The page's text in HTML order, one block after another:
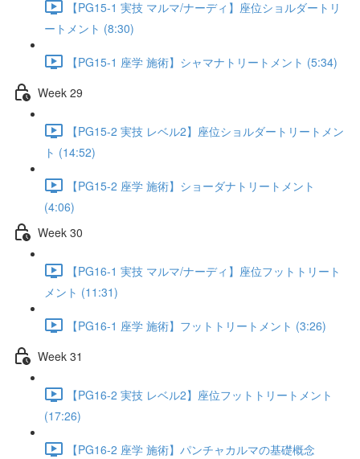
【PG15-1 実技 マルマ/ナーディ】座位ショルダートリ
ートメント (8:30)
【PG15-1 座学 施術】シャマナトリートメント (5:34)
Week 29
【PG15-2 実技 レベル2】座位ショルダートリートメン
ト (14:52)
【PG15-2 座学 施術】ショーダナトリートメント
(4:06)
Week 30
【PG16-1 実技 マルマ/ナーディ】座位フットトリート
メント (11:31)
【PG16-1 座学 施術】フットトリートメント (3:26)
Week 31
【PG16-2 実技 レベル2】座位フットトリートメント
(17:26)
【PG16-2 座学 施術】パンチャカルマの基礎概念